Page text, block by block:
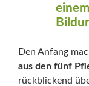
Den Anfang
aus den fünf
rückblickend